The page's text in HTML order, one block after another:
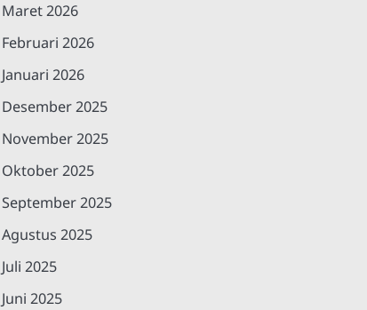
Maret 2026
Februari 2026
Januari 2026
Desember 2025
November 2025
Oktober 2025
September 2025
Agustus 2025
Juli 2025
Juni 2025